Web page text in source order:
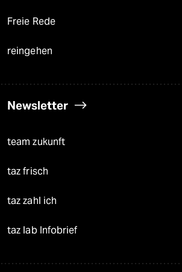
Freie Rede
reingehen
Newsletter
team zukunft
taz frisch
taz zahl ich
taz lab Infobrief